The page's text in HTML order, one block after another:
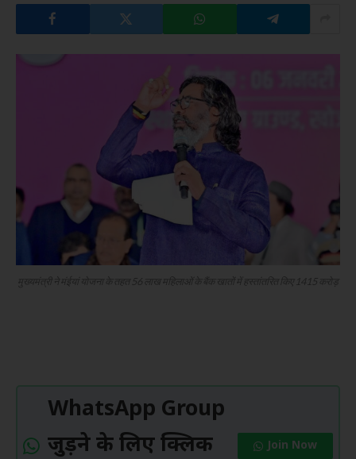
मुख्यमंत्री ने मंईयां योजना के तहत 56 लाख महिलाओं के बैंक खातों में हस्तांतरित किए 1415 करोड़
WhatsApp Group
जुड़ने के लिए क्लिक
Join Now